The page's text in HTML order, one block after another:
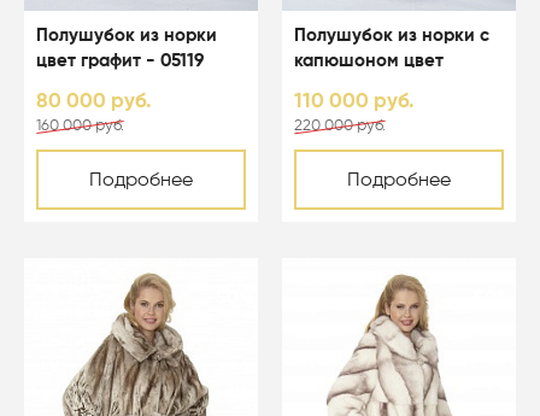
Полушубок из норки
цвет графит - 05119
80 000 руб.
160 000 руб.
Подробнее
Полушубок из норки с
капюшоном цвет
110 000 руб.
220 000 руб.
Подробнее